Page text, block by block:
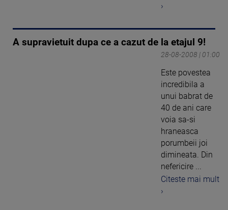
›
A supravietuit dupa ce a cazut de la etajul 9!
28-08-2008 | 01:00
Este povestea
incredibila a
unui babrat de
40 de ani care
voia sa-si
hraneasca
porumbeii joi
dimineata. Din
nefericire ...
Citeste mai mult
›